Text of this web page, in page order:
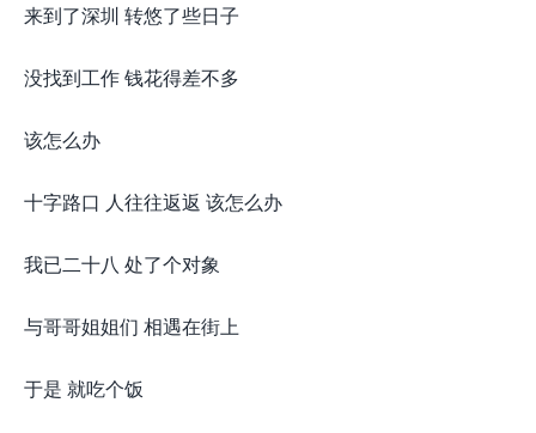
来到了深圳 转悠了些日子
没找到工作 钱花得差不多
该怎么办
十字路口 人往往返返 该怎么办
我已二十八 处了个对象
与哥哥姐姐们 相遇在街上
于是 就吃个饭